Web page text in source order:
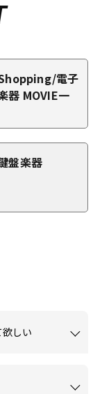
電子
器 MOVIE一
盤楽器
しい